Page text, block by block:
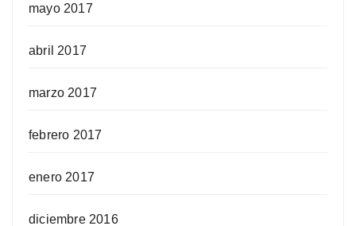
mayo 2017
abril 2017
marzo 2017
febrero 2017
enero 2017
diciembre 2016